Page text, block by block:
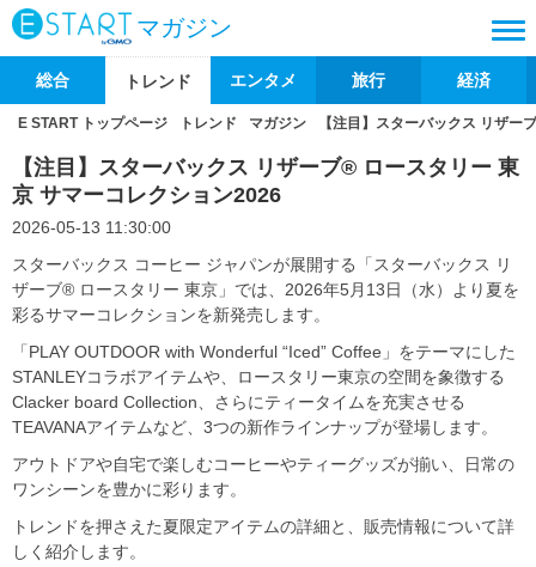
マガジン
総合 トレンド エンタメ 旅行 経済
E START トップページ トレンド マガジン 【注目】スターバックス リザ
【注目】スターバックス リザーブ® ロースタリー 東
京 サマーコレクション2026
2026-05-13 11:30:00
スターバックス コーヒー ジャパンが展開する「スターバックス リ
ザーブ® ロースタリー 東京」では、2026年5月13日（水）より夏を
彩るサマーコレクションを新発売します。
「PLAY OUTDOOR with Wonderful “Iced” Coffee」をテーマにした
STANLEYコラボアイテムや、ロースタリー東京の空間を象徴する
Clacker board Collection、さらにティータイムを充実させる
TEAVANAアイテムなど、3つの新作ラインナップが登場します。
アウトドアや自宅で楽しむコーヒーやティーグッズが揃い、日常の
ワンシーンを豊かに彩ります。
トレンドを押さえた夏限定アイテムの詳細と、販売情報について詳
しく紹介します。